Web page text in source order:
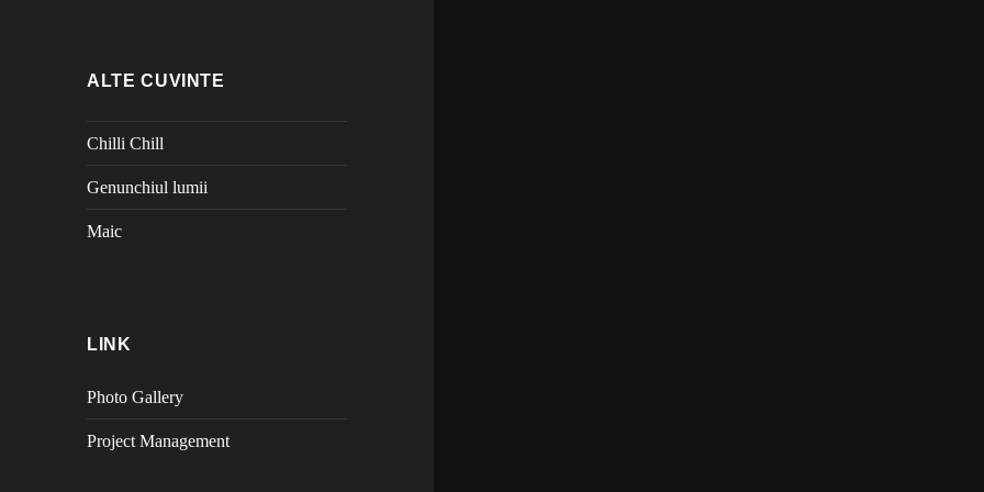
ALTE CUVINTE
Chilli Chill
Genunchiul lumii
Maic
LINK
Photo Gallery
Project Management